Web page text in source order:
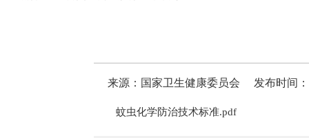
来源：国家卫生健康委员会 发布时间
蚊虫化学防治技术标准.pdf